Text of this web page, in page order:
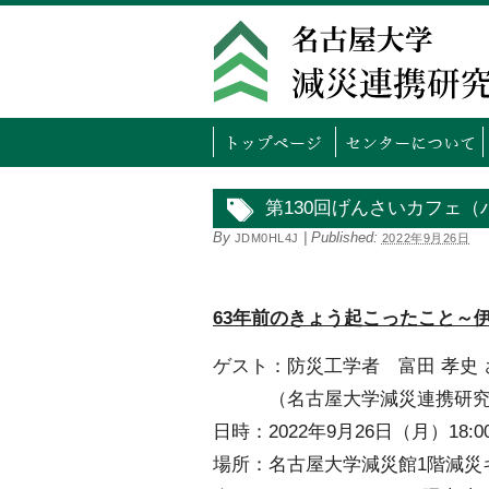
ト
第130回げんさいカフェ
By JDM0HL4J Published: 2022年9月26日
63年前のきょう起こったこと～
ゲスト：防災工学者 富田 孝史
（名古屋大学減災連携研究
日時：2022年9月26日（月）
場所：名古屋大学減災館1階減